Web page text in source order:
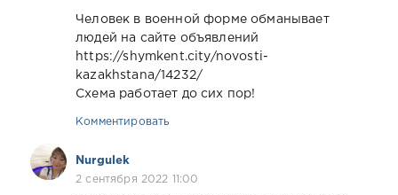
Человек в военной форме обманывает
людей на сайте объявлений
https://shymkent.city/novosti-
kazakhstana/14232/
Схема работает до сих пор!
Комментировать
Nurgulek
2 сентября 2022 11:00